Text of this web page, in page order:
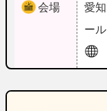
会場 愛知
ール